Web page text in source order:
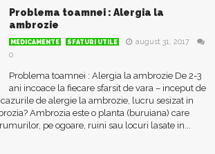
Problema toamnei : Alergia la
ambrozie
MEDICAMENTE SFATURI UTILE
august 31, 2017
0
Problema toamnei : Alergia la ambrozie De 2-3
ani incoace la fiecare sfarsit de vara – inceput de
de alergie la ambrozie, lucru sesizat in
Ambrozia este o planta (buruiana) care
pe ogoare, ruini sau locuri lasate in...